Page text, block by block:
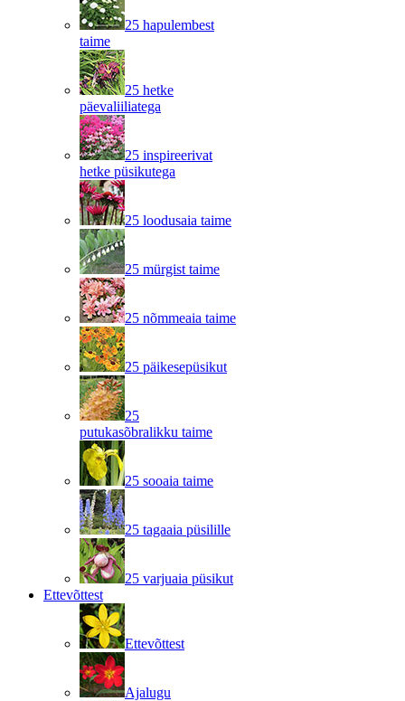
25 hapulembest
taime
25 hetke
päevaliiliatega
25 inspireerivat
hetke püsikutega
25 loodusaia taime
25 mürgist taime
25 nõmmeaia taime
25 päikesepüsikut
25
putukasõbralikku taime
25 sooaia taime
25 tagaaia püsilille
25 varjuaia püsikut
Ettevõttest
Ettevõttest
Ajalugu